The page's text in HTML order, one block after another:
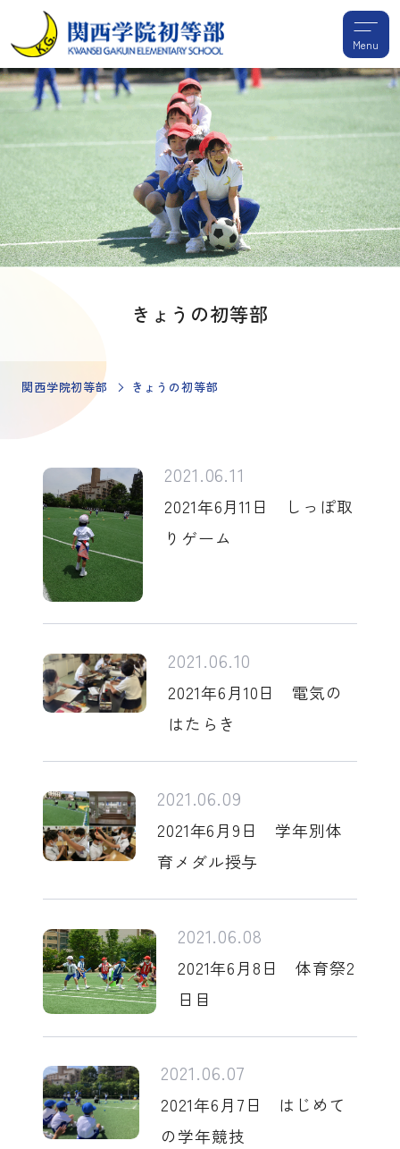
Menu
きょうの初等部
関西学院初等部 きょうの初等部
2021.06.11
2021年6月11日 しっぽ取
りゲーム
2021.06.10
2021年6月10日 電気の
はたらき
2021.06.09
2021年6月9日 学年別体
育メダル授与
2021.06.08
2021年6月8日 体育祭2
日目
2021.06.07
2021年6月7日 はじめて
の学年競技